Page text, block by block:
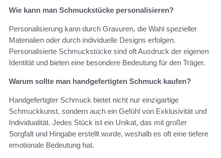
Wie kann man Schmuckstücke personalisieren?
Personalisierung kann durch Gravuren, die Wahl spezieller
Materialien oder durch individuelle Designs erfolgen.
Personalisierte Schmuckstücke sind oft Ausdruck der eigenen
Identität und bieten eine besondere Bedeutung für den Träger.
Warum sollte man handgefertigten Schmuck kaufen?
Handgefertigter Schmuck bietet nicht nur einzigartige
Schmuckkunst, sondern auch ein Gefühl von Exklusivität und
Individualität. Jedes Stück ist ein Unikat, das mit großer
Sorgfalt und Hingabe erstellt wurde, weshalb es oft eine tiefere
emotionale Bedeutung hat.